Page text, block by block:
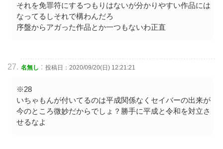
それを免罪符にするつもりはないが分かりやすい作品には
なってるしそれで構わんだろ
序盤からアガった作品とか一つもないわ正直
名無し : 投稿日：2020/09/20(日) 12:21:21
※28
いちゃもんが付いてるのは平成関係なくセイバーの出来が
今のところ微妙だからでしょ？勝手に平成と令和を対立さ
せるなよ